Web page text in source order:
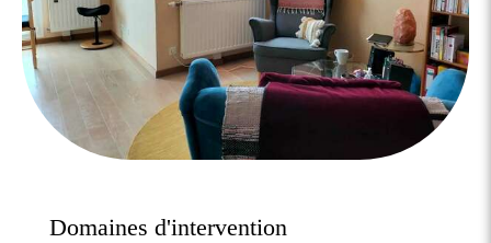
Domaines d'intervention